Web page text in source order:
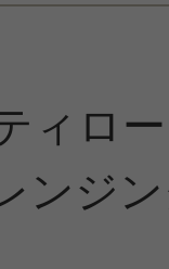
ィロ
ンジ